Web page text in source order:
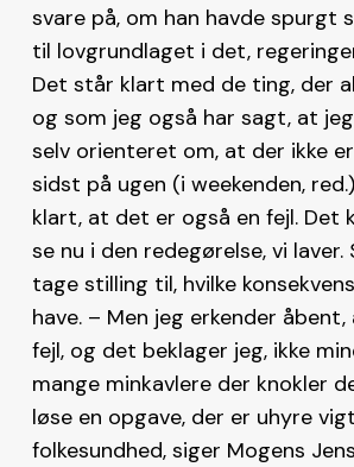
svare på, om han havde spurgt
til lovgrundlaget i det,
Det står klart med de ting, der
og som jeg også har sagt, at
selv orienteret om, at der ikke
sidst på ugen (i weekenden,
klart, at det er også en fejl. Det
se nu i den redegørelse, vi laver.
tage stilling til, hvilke
have. – Men jeg erkender
fejl, og det beklager jeg, ikke
mange minkavlere der knokler
løse en opgave, der er uhyre
folkesundhed, siger Mogens